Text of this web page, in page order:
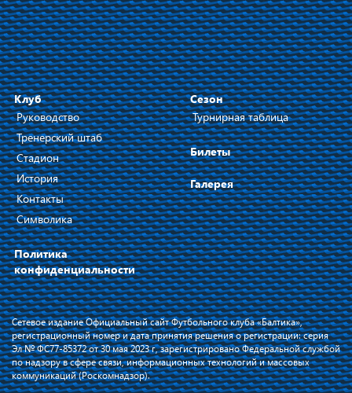
Клуб
Руководство
Тренерский штаб
Стадион
История
Контакты
Символика
Политика
конфиденциальности
Сезон
Турнирная таблица
Билеты
Галерея
Сетевое издание Официальный сайт Футбольного клуба «Балтика»,
регистрационный номер и дата принятия решения о регистрации: серия
Эл № ФС77-85372 от 30 мая 2023 г, зарегистрировано Федеральной службой
по надзору в сфере связи, информационных технологий и массовых
коммуникаций (Роскомнадзор).